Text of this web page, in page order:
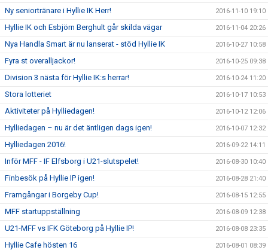
Ny seniortränare i Hyllie IK Herr! 2016-11-10 19:10
Hyllie IK och Esbjörn Berghult går skilda vägar 2016-11-04 20:26
Nya Handla Smart är nu lanserat - stöd Hyllie IK 2016-10-27 10:58
Fyra st overalljackor! 2016-10-25 09:38
Division 3 nästa för Hyllie IK:s herrar! 2016-10-24 11:20
Stora lotteriet 2016-10-17 10:53
Aktiviteter på Hylliedagen! 2016-10-12 12:06
Hylliedagen – nu är det äntligen dags igen! 2016-10-07 12:32
Hylliedagen 2016! 2016-09-22 14:11
Inför MFF - IF Elfsborg i U21-slutspelet! 2016-08-30 10:40
Finbesök på Hyllie IP igen! 2016-08-28 21:40
Framgångar i Borgeby Cup! 2016-08-15 12:55
MFF startuppställning 2016-08-09 12:38
U21-MFF vs IFK Göteborg på Hyllie IP! 2016-08-08 23:35
Hyllie Cafe hösten 16 2016-08-01 08:39